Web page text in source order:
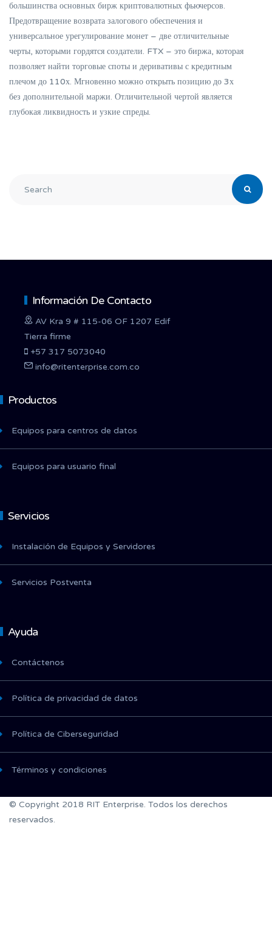
большинства основных бирж криптовалютных фьючерсов.
Предотвращение возврата залогового обеспечения и
универсальное урегулирование монет – две отличительные
черты, которыми гордятся создатели. FTX – это биржа, которая
позволяет найти торговые споты и деривативы с кредитным
плечом до 110х. Мгновенно можно открыть позицию до 3х
без дополнительной маржи. Отличительной чертой является
глубокая ликвидность и узкие спреды.
Información De Contacto
AV Kra 9 # 115-06 OF 1207 Edif
Tierra firme
+57 317 5073040
info@ritenterprise.com.co
Productos
Equipos para centros de datos
Equipos para usuario final
Servicios
Instalación de Equipos y Servidores
Servicios Postventa
Ayuda
Contáctenos
Política de privacidad de datos
Política de Ciberseguridad
Términos y condiciones
© Copyright 2018 RIT Enterprise. Todos los derechos
reservados.